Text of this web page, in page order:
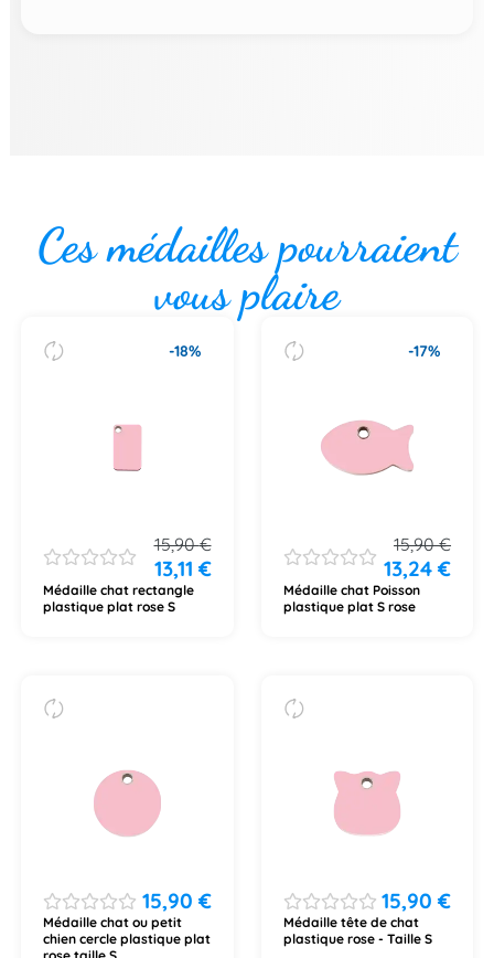
Ces médailles pourraient
vous plaire
-18%
15,90€
13,11 €
Médaille chat rectangle
plastique plat rose S
-17%
15,90€
13,24€
Médaille chat Poisson
plastique plat S rose
15,90 €
Médaille chat ou petit
chien cercle plastique plat
15,90€
Médaille tête de chat
plastique rose - Taille S